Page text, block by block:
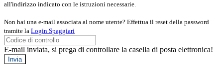
all'indirizzo indicato con le istruzioni necessarie.
Non hai una e-mail associata al nome utente? Effettua il reset della password
tramite la Login Spaggiari
E-mail inviata, si prega di controllare la casella di posta elettronica!